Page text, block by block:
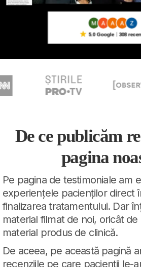
5.0 Google 308
De ce publicăm
pagina
Pe pagina de testimoniale am
experiențele pacienților direct
finalizarea tratamentului. Dar
material filmat de noi, oricât
material produs de clinică.
De aceea, pe această pagină
recenziile pe care pacienții le-